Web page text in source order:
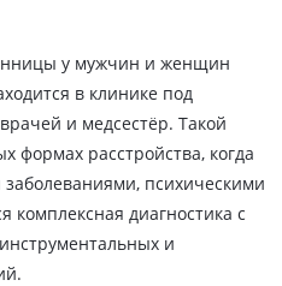
у мужчин и женщин
в клинике под
и медсестёр. Такой
формах расстройства, когда
психическими
комплексная диагностика с
и